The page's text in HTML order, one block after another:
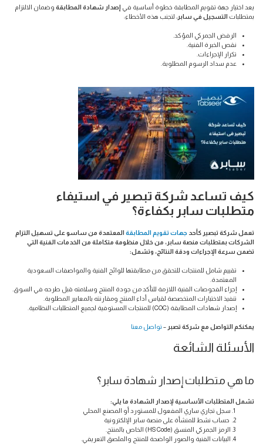
يعد اختيار جهة تقويم المطابقة خطوة أساسية فيإصدار شهادة المطابقةوضمان الالتزام
بمتطلباتالتسجيل في سابر، لتجنب هذه الأخطاء:
الرفض الجمركي المؤكد.
نقص الخبرة الفنية.
تكرار الإجراءات.
عدم سداد الرسوم المطلوبة.
كيف تساعد شركة تبصير في استيفاء
متطلبات سابر بكفاءة؟
تعمل شركة تبصير كأحدجهات تقويم المطابقةالمعتمدة من ساسو على تسهيل التزام
الشركات بمتطلبات منصة سابر، من خلال منظومة متكاملة من الخدمات الفنية التي
تضمن سرعة الإجراءات ودقة النتائج، وتشمل:
تقييم شامل للمنتجات للتحقق من مطابقتها للوائح الفنية والمواصفات السعودية
المعتمدة.
إجراء الفحوصات الفنية اللازمة للتأكد من جودة المنتج وسلامته قبل طرحه في السوق.
تنفيذ الاختبارات المتخصصة لقياس أداء المنتج ومقارنته بالمعايير المطلوبة.
إصدار شهادات المطابقة (COC) للمنتجات المستوفية لجميع المتطلبات النظامية.
يمكنكم التواصل مع شركة تصبر–تواصل معنا
الأسئلة الشائعة
ما هي متطلبات إصدار شهادة سابر؟
تشمل المتطلبات الأساسية لإصدار الشهادة ما يلي:
سجل تجاري ساري المفعول للمستورد أو المصنع المحلي
حساب نشط للمنشأة على منصة سابر الإلكترونية
الرمز الجمركي المنسق (HS Code) الخاص بالمنتج.
البيانات الفنية والصور الواضحة للمنتج والملصق التعريفي.